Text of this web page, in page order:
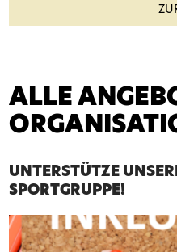
ALLE
UNTERSTÜTZE
SPORTGRUPPE!